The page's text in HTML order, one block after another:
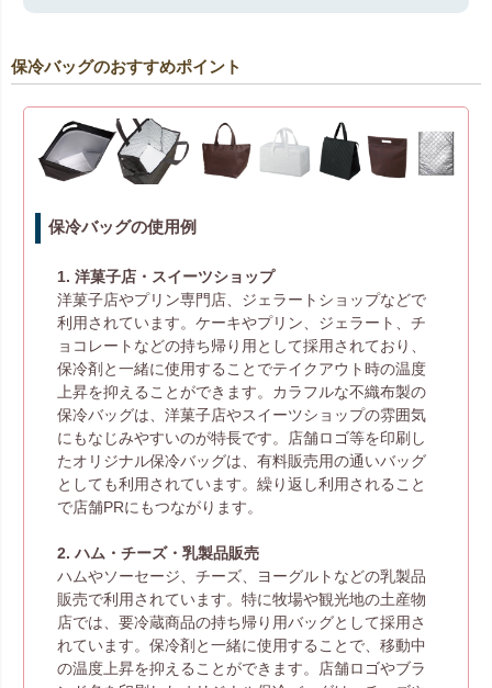
保冷バッグのおすすめポイント
保冷バッグの使用例
1. 洋菓子店・スイーツショップ
洋菓子店やプリン専門店、ジェラートショップなどで
利用されています。ケーキやプリン、ジェラート、チ
ョコレートなどの持ち帰り用として採用されており、
保冷剤と一緒に使用することでテイクアウト時の温度
上昇を抑えることができます。カラフルな不織布製の
保冷バッグは、洋菓子店やスイーツショップの雰囲気
にもなじみやすいのが特長です。店舗ロゴ等を印刷し
たオリジナル保冷バッグは、有料販売用の通いバッグ
としても利用されています。繰り返し利用されること
で店舗PRにもつながります。
2. ハム・チーズ・乳製品販売
ハムやソーセージ、チーズ、ヨーグルトなどの乳製品
販売で利用されています。特に牧場や観光地の土産物
店では、要冷蔵商品の持ち帰り用バッグとして採用さ
れています。保冷剤と一緒に使用することで、移動中
の温度上昇を抑えることができます。店舗ロゴやブラ